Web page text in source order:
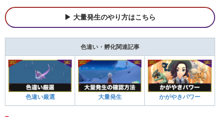
大量発生のやり方はこちら
色違い・孵化関連記事
色違い厳選 大量発生 かがやきパワー